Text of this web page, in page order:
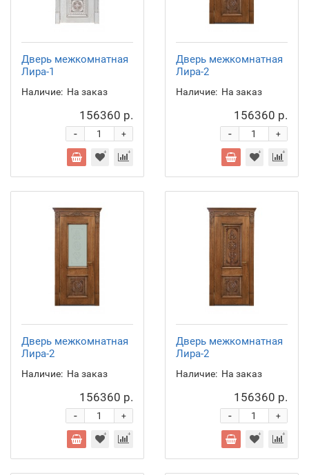
Дверь межкомнатная
Лира-1
Наличие: На заказ
156360 р.
+
-
Дверь межкомнатная
Лира-2
Наличие: На заказ
156360 р.
+
-
Дверь межкомнатная
Лира-2
Наличие: На заказ
156360 р.
+
-
Дверь межкомнатная
Лира-2
Наличие: На заказ
156360 р.
+
-